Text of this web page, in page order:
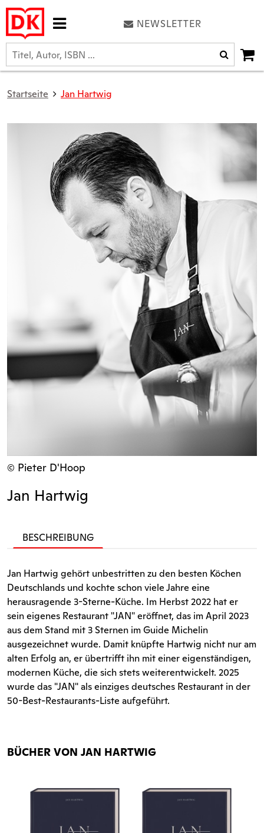
NEWSLETTER
Startseite Jan Hartwig
© Pieter D'Hoop
Jan Hartwig
BESCHREIBUNG
Jan Hartwig gehört unbestritten zu den besten Köchen
Deutschlands und kochte schon viele Jahre eine
herausragende 3-Sterne-Küche. Im Herbst 2022 hat er
sein eigenes Restaurant "JAN" eröffnet, das im April 2023
aus dem Stand mit 3 Sternen im Guide Michelin
ausgezeichnet wurde. Damit knüpfte Hartwig nicht nur am
alten Erfolg an, er übertrifft ihn mit einer eigenständigen,
modernen Küche, die sich stets weiterentwickelt. 2025
wurde das "JAN" als einziges deutsches Restaurant in der
50-Best-Restaurants-Liste aufgeführt.
BÜCHER VON JAN HARTWIG